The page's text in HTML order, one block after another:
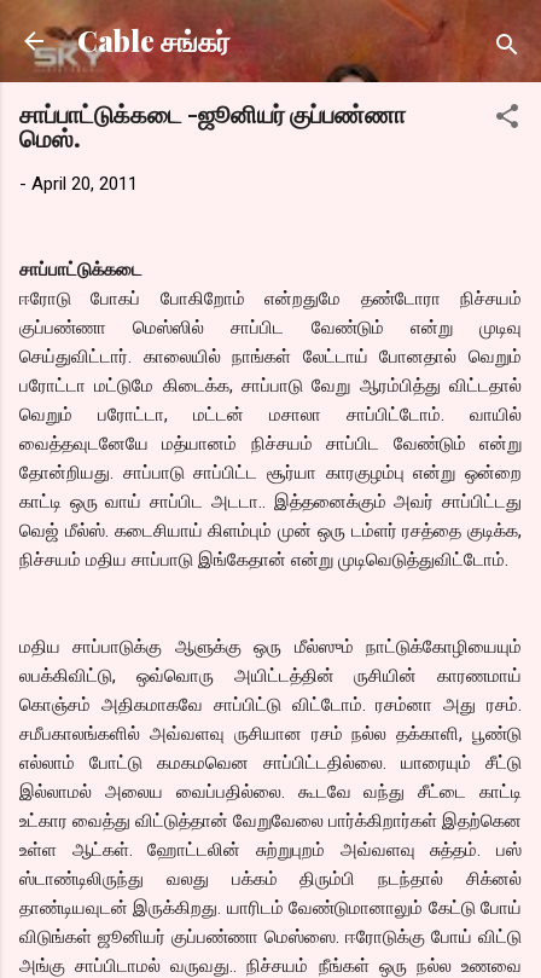
Skip to main content
Cable சங்கர்
சாப்பாட்டுக்கடை -ஜூனியர் குப்பண்ணா
மெஸ்.
- April 20, 2011
சாப்பாட்டுக்கடை
ஈரோடு போகப் போகிறோம் என்றதுமே தண்டோரா நிச்சயம்
குப்பண்ணா மெஸ்ஸில் சாப்பிட வேண்டும் என்று முடிவு
செய்துவிட்டார். காலையில் நாங்கள் லேட்டாய் போனதால் வெறும்
பரோட்டா மட்டுமே கிடைக்க, சாப்பாடு வேறு ஆரம்பித்து விட்டதால்
வெறும் பரோட்டா, மட்டன் மசாலா சாப்பிட்டோம். வாயில்
வைத்தவுடனேயே மத்யானம் நிச்சயம் சாப்பிட வேண்டும் என்று
தோன்றியது. சாப்பாடு சாப்பிட்ட சூர்யா காரகுழம்பு என்று ஒன்றை
காட்டி ஒரு வாய் சாப்பிட அடடா.. இத்தனைக்கும் அவர் சாப்பிட்டது
வெஜ் மீல்ஸ். கடைசியாய் கிளம்பும் முன் ஒரு டம்ளர் ரசத்தை குடிக்க,
நிச்சயம் மதிய சாப்பாடு இங்கேதான் என்று முடிவெடுத்துவிட்டோம்.
மதிய சாப்பாடுக்கு ஆளுக்கு ஒரு மீல்ஸும் நாட்டுக்கோழியையும்
லபக்கிவிட்டு, ஒவ்வொரு அயிட்டத்தின் ருசியின் காரணமாய்
கொஞ்சம் அதிகமாகவே சாப்பிட்டு விட்டோம். ரசம்னா அது ரசம்.
சமீபகாலங்களில் அவ்வளவு ருசியான ரசம் நல்ல தக்காளி, பூண்டு
எல்லாம் போட்டு கமகமவென சாப்பிட்டதில்லை. யாரையும் சீட்டு
இல்லாமல் அலைய வைப்பதில்லை. கூடவே வந்து சீட்டை காட்டி
உட்கார வைத்து விட்டுத்தான் வேறுவேலை பார்க்கிறார்கள் இதற்கென
உள்ள ஆட்கள். ஹோட்டலின் சுற்றுபுறம் அவ்வளவு சுத்தம். பஸ்
ஸ்டாண்டிலிருந்து வலது பக்கம் திரும்பி நடந்தால் சிக்னல்
தாண்டியவுடன் இருக்கிறது. யாரிடம் வேண்டுமானாலும் கேட்டு போய்
விடுங்கள் ஜூனியர் குப்பண்ணா மெஸ்ஸை. ஈரோடுக்கு போய் விட்டு
அங்கு சாப்பிடாமல் வருவது.. நிச்சயம் நீங்கள் ஒரு நல்ல உணவை